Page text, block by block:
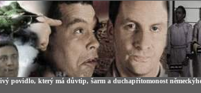
povidlo, který má důvtip, šarm a duchapřítomonost